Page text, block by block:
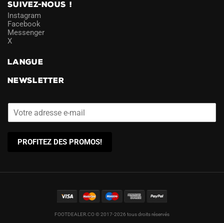
SUIVEZ-NOUS !
Instagram
Facebook
Messenger
X
LANGUE
NEWSLETTER
PROFITEZ DES PROMOS!
FOOTDEALER.CO © 2017-2026 tous droits réservés